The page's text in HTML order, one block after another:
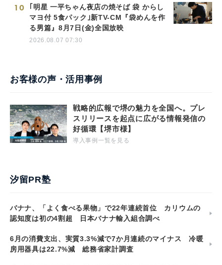
10
｢明星 一平ちゃん夜店の焼そば 袋 からし
マヨ付 5食パック｣新TV-CM『袋めんを作
る男篇』8月7日(金)全国放映
2026.08.07 07:30
お客様の声・活用事例
戦略的広報で堺の魅力を全国へ。プレ
スリリースを起点に広がる情報発信の
好循環【堺市様】
導入事例一覧を見る
汐留PR塾
バナナ、「よく食べる果物」で22年連続首位 カリウムの
認知度は初の4割超 日本バナナ輸入組合調べ
6月の消費支出、実質3.3%減で7か月連続のマイナス 冷暖
房用器具は22.7%減 総務省家計調査